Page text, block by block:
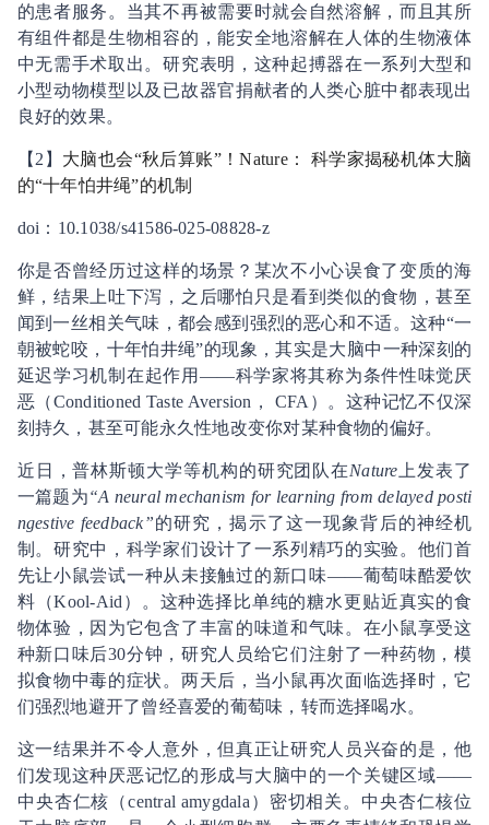
的患者服务。当其不再被需要时就会自然溶解，而且其所
有组件都是生物相容的，能安全地溶解在人体的生物液体
中无需手术取出。研究表明，这种起搏器在一系列大型和
小型动物模型以及已故器官捐献者的人类心脏中都表现出
良好的效果。
【2】 大脑也会“秋后算账”！Nature： 科学家揭秘机体大脑
的“十年怕井绳”的机制
doi：10.1038/s41586-025-08828-z
你是否曾经历过这样的场景？某次不小心误食了变质的海
鲜，结果上吐下泻，之后哪怕只是看到类似的食物，甚至
闻到一丝相关气味，都会感到强烈的恶心和不适。这种“一
朝被蛇咬，十年怕井绳”的现象，其实是大脑中一种深刻的
延迟学习机制在起作用——科学家将其称为条件性味觉厌
恶（Conditioned Taste Aversion， CFA）。这种记忆不仅深
刻持久，甚至可能永久性地改变你对某种食物的偏好。
近日，普林斯顿大学等机构的研究团队在Nature 上发表了
一篇题为“A neural mechanism for learning from delayed posti
ngestive feedback”的研究，揭示了这一现象背后的神经机
制。研究中，科学家们设计了一系列精巧的实验。他们首
先让小鼠尝试一种从未接触过的新口味——葡萄味酷爱饮
料（Kool-Aid）。这种选择比单纯的糖水更贴近真实的食
物体验，因为它包含了丰富的味道和气味。在小鼠享受这
种新口味后30分钟，研究人员给它们注射了一种药物，模
拟食物中毒的症状。两天后，当小鼠再次面临选择时，它
们强烈地避开了曾经喜爱的葡萄味，转而选择喝水。
这一结果并不令人意外，但真正让研究人员兴奋的是，他
们发现这种厌恶记忆的形成与大脑中的一个关键区域——
中央杏仁核（central amygdala）密切相关。中央杏仁核位